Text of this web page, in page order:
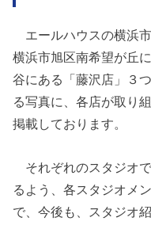
エールハウスの横浜
横浜市旭区南希望が丘
谷にある「藤沢店」３
る写真に、各店が取り
掲載しております。
それぞれのスタジオ
るよう、各スタジオメ
で、今後も、スタジオ